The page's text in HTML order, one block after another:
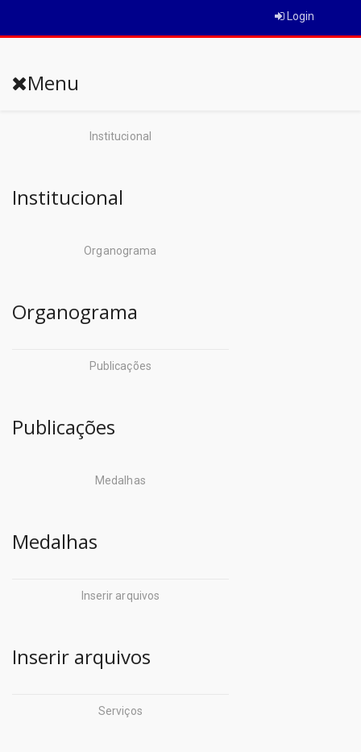
Login
Menu
Institucional
Institucional
Organograma
Organograma
Publicações
Publicações
Medalhas
Medalhas
Inserir arquivos
Inserir arquivos
Serviços